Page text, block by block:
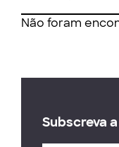
Não foram
Subscreva